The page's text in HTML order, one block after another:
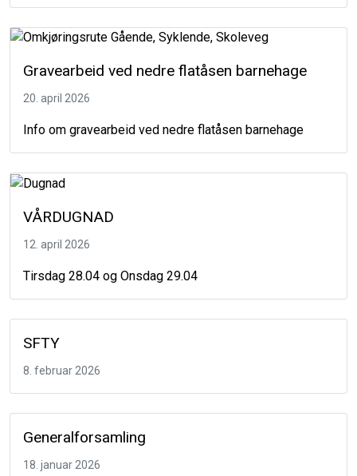
Gravearbeid ved nedre flatåsen barnehage
20. april 2026
Info om gravearbeid ved nedre flatåsen barnehage
VÅRDUGNAD
12. april 2026
Tirsdag 28.04 og Onsdag 29.04
SFTY
8. februar 2026
Generalforsamling
18. januar 2026